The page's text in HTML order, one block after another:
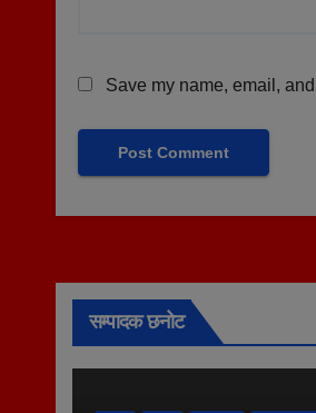
Save my name, email,
सम्पादक छनोट